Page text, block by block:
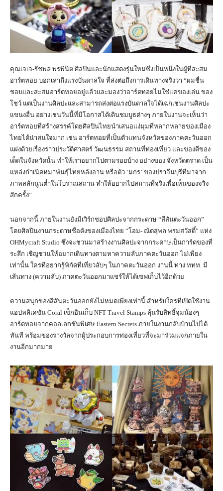
คุณเจเจ-รัชพล พรพินิต ศิลปินและนักแสดงรุ่นใหม่ซึ่งเป็นหนึ่งในผู้ที่สะสม
อาร์ตทอย บอกเล่าถึงแรงบันดาลใจ ที่ส่งต่อถึงการเดินทางจริงว่า “ผมชื่น
ชอบและสะสมอาร์ตทอยอยู่แล้วและมองว่าอาร์ตทอยไม่ใช่แค่ของเล่น ของ
โชว์ แต่เป็นงานศิลปะและสามารถส่งต่อแรงบันดาลใจได้เฉกเช่นงานศิลปะ
แขนงอื่น อย่างเช่นวันนี้ที่มีโอกาสได้เดินชมบูธต่างๆ ภายในงานจะเห็นว่า
อาร์ตทอยที่สร้างสรรค์โดยศิลปินไทยนำเสนอแง่มุมที่หลากหลายของเมือง
ไทยได้น่าสนใจมาก เช่น อาร์ตทอยที่เป็นตัวแทนจังหวัดของภาคตะวันออก
แฝงด้วยเรื่องราวประวัติศาสตร์ วัฒนธรรม สถานที่ท่องเที่ยว และของดีของ
เด็ดในจังหวัดนั้น ทำให้เราอยากไปตามรอยบ้าง อย่างของ จังหวัดตราด เป็น
แหล่งกำเนิดหมาพันธุ์ไทยหลังอาน หรือตัว ‘มกร’ ของปราจีนบุรีที่มาจาก
ภาพสลักนูนต่ำในโบราณสถาน ทำให้อยากไปสถานที่จริงเพื่อเห็นของจริง
สักครั้ง”
นอกจากนี้ ภายในงานยังมีเวิร์กชอปศิลปะจากกระดาษ “สีสันตะวันออก”
โดยศิลปินงานกระดาษชื่อดังของเมืองไทย “โอม- ณัตสุพล พรมสวัสดิ์” แห่ง
OHMycraft Studio ซึ่งจะชวนมาสร้างงานศิลปะจากกระดาษเป็นการ์ดของที่
ระลึก เชิญชวนให้อยากเดินทางตามหาความลับภาคตะวันออก ไม่เพียง
เท่านั้น ใครที่อยากรู้พิกัดที่เที่ยวลับๆ ในภาคตะวันออก งานนี้ ทาง ททท. มี
เส้นทาง (ความลับ) ภาคตะวันออกมาแชร์ให้ได้เซฟเก็บไว้อีกด้วย
ความสนุกของสีสันตะวันออกยังไม่หมดเพียงเท่านี้ สำหรับใครที่เปิดใช้งาน
แอปพลิเคชัน Coral เช็กอินเก็บ NFT Travel Stamps ลุ้นรับสิทธิ์จุ่มน้องๆ
อาร์ตทอยจากคอลเลกชันพิเศษ Eastern Secrets ภายในงานกลับบ้านไปได้
ทันที พร้อมของรางวัลจากผู้ประกอบการท่องเที่ยวที่จะมาร่วมแจกภายใน
งานอีกมากมาย